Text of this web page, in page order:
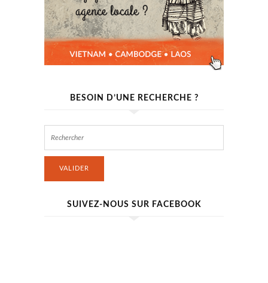
BESOIN D’UNE RECHERCHE ?
VALIDER
SUIVEZ-NOUS SUR FACEBOOK